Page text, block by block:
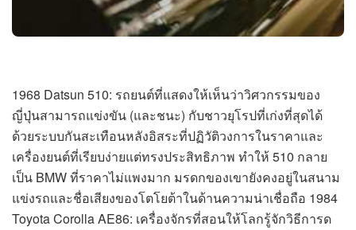
1968 Datsun 510: รถยนต์ที่แสดงให้เห็นว่าวิศวกรรมของ
ญี่ปุ่นสามารถแข่งขัน (และชนะ) กับชาวยุโรปที่เก่งที่สุดได้
ด้วยระบบกันสะเทือนหลังอิสระที่ปฏิวัติวงการในราคาและ
เครื่องยนต์ที่เรียบง่ายแต่ทรงประสิทธิภาพ ทำให้ 510 กลาย
เป็น BMW ที่ราคาไม่แพงมาก มรดกของเขายังคงอยู่ในสนาม
แข่งรถและชื่อเสียงของโตโยต้าในด้านความน่าเชื่อถือ 1984
Toyota Corolla AE86: เครื่องจักรที่สอนให้โลกรู้จักวิธีการด